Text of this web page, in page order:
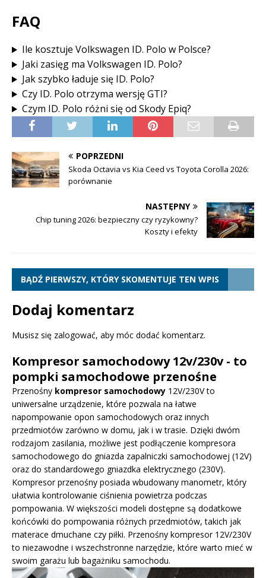
FAQ
Ile kosztuje Volkswagen ID. Polo w Polsce?
Jaki zasięg ma Volkswagen ID. Polo?
Jak szybko ładuje się ID. Polo?
Czy ID. Polo otrzyma wersję GTI?
Czym ID. Polo różni się od Skody Epiq?
POPRZEDNI
Skoda Octavia vs Kia Ceed vs Toyota Corolla 2026:
porównanie
NASTĘPNY
Chip tuning 2026: bezpieczny czy ryzykowny?
Koszty i efekty
BĄDŹ PIERWSZY, KTÓRY SKOMENTUJE TEN WPIS
Dodaj komentarz
Musisz się zalogować, aby móc dodać komentarz.
Kompresor samochodowy 12v/230v - to
pompki samochodowe przenośne
Przenośny kompresor samochodowy 12V/230V to
uniwersalne urządzenie, które pozwala na łatwe
napompowanie opon samochodowych oraz innych
przedmiotów zarówno w domu, jak i w trasie. Dzięki dwóm
rodzajom zasilania, możliwe jest podłączenie kompresora
samochodowego do gniazda zapalniczki samochodowej (12V)
oraz do standardowego gniazdka elektrycznego (230V).
Kompresor przenośny posiada wbudowany manometr, który
ułatwia kontrolowanie ciśnienia powietrza podczas
pompowania. W większości modeli dostępne są dodatkowe
końcówki do pompowania różnych przedmiotów, takich jak
materace dmuchane czy piłki. Przenośny kompresor 12V/230V
to niezawodne i wszechstronne narzędzie, które warto mieć w
swoim garażu lub bagażniku samochodu.